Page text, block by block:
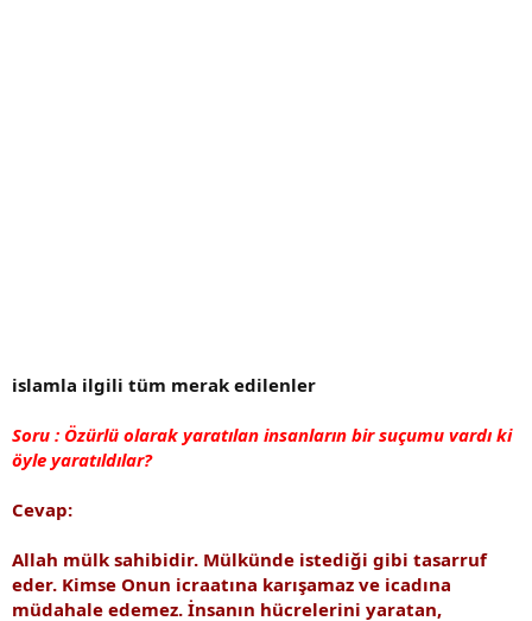
islamla ilgili tüm merak edilenler
Soru : Özürlü olarak yaratılan insanların bir suçumu vardı ki
öyle yaratıldılar?
Cevap:
Allah mülk sahibidir. Mülkünde istediği gibi tasarruf
eder. Kimse Onun icraatına karışamaz ve icadına
müdahale edemez. İnsanın hücrelerini yaratan,